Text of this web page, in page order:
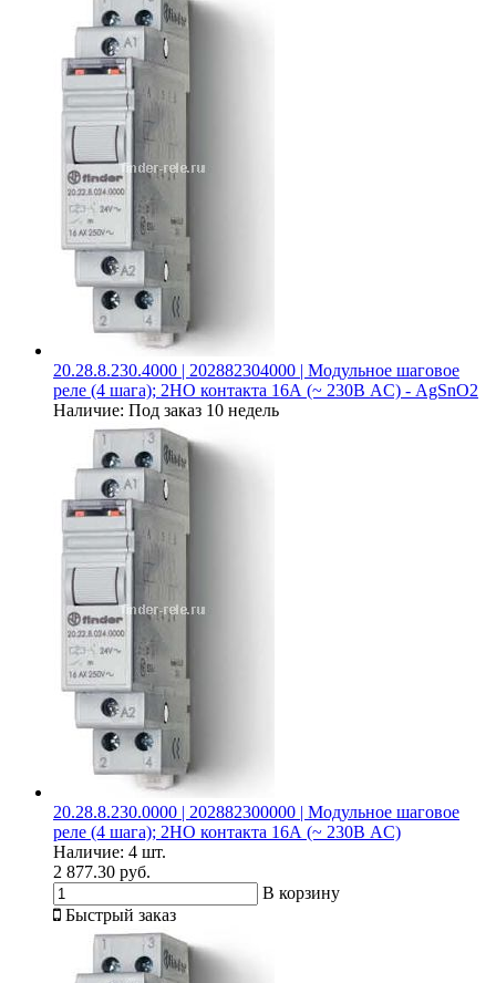
20.28.8.230.4000 | 202882304000 | Модульное шаговое
реле (4 шага); 2НО контакта 16А (~ 230В AC) - AgSnO2
Наличие: Под заказ 10 недель
20.28.8.230.0000 | 202882300000 | Модульное шаговое
реле (4 шага); 2НО контакта 16А (~ 230В AC)
Наличие: 4 шт.
2 877.30 руб.
В корзину
Быстрый заказ